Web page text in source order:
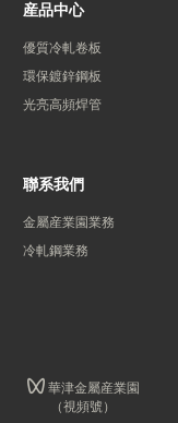
産品中心
優質冷軋卷板
環保鍍鋅鋼板
光亮高頻焊管
聯系我們
金屬産業園業務
冷軋鋼業務
華津金屬産業園
（視頻號）